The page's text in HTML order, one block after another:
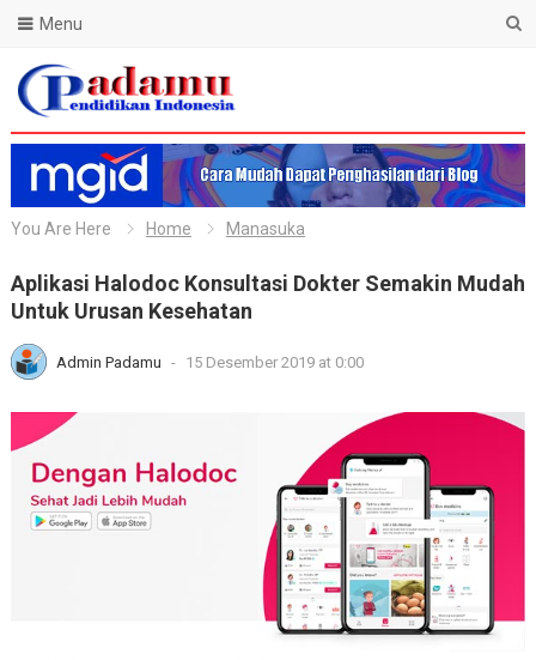
Blog Padamu
Menu
You Are Here Home Manasuka
Aplikasi Halodoc Konsultasi Dokter Semakin Mudah
Untuk Urusan Kesehatan
Admin Padamu - 15 Desember 2019 at 0:00